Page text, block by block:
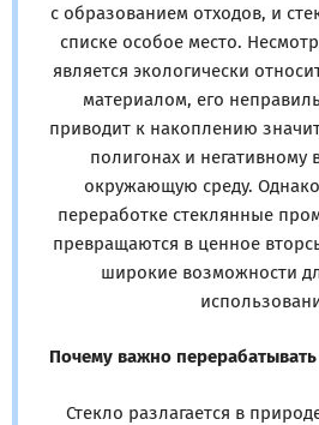
с образованием отходов, и
списке особое место.
является экологически
материалом, его
приводит к накоплению
полигонах и негативному
окружающую среду.
переработке стеклянные
превращаются в ценное
широкие возможности
Почему важно
Стекло разлагается в